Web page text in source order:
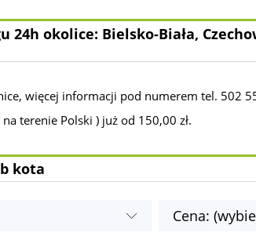
24h okolice: Bielsko-Biała,
więcej informacji pod numerem tel. 502
terenie Polski ) już od 150,00 zł.
kota
Cena: